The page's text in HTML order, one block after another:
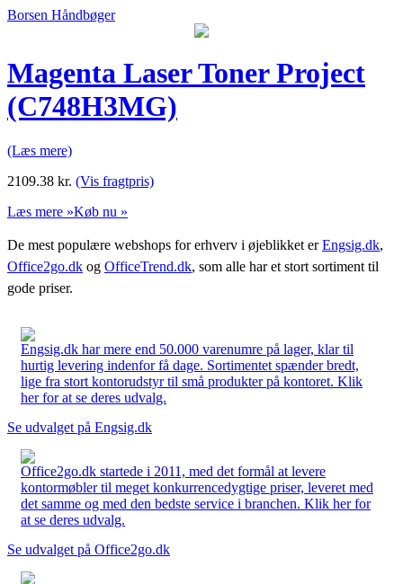
Borsen Håndbøger
Magenta Laser Toner Project
(C748H3MG)
(Læs mere)
2109.38 kr. (Vis fragtpris)
Læs mere »Køb nu »
De mest populære webshops for erhverv i øjeblikket erEngsig.dk,
Office2go.dk og OfficeTrend.dk, som alle har et stort sortiment til
gode priser.
Engsig.dk har mere end 50.000 varenumre på lager, klar til
hurtig levering indenfor få dage. Sortimentet spænder bredt,
lige fra stort kontorudstyr til små produkter på kontoret. Klik
her for at se deres udvalg.
Se udvalget på Engsig.dk
Office2go.dk startede i 2011, med det formål at levere
kontormøbler til meget konkurrencedygtige priser, leveret med
det samme og med den bedste service i branchen. Klik her for
at se deres udvalg.
Se udvalget på Office2go.dk